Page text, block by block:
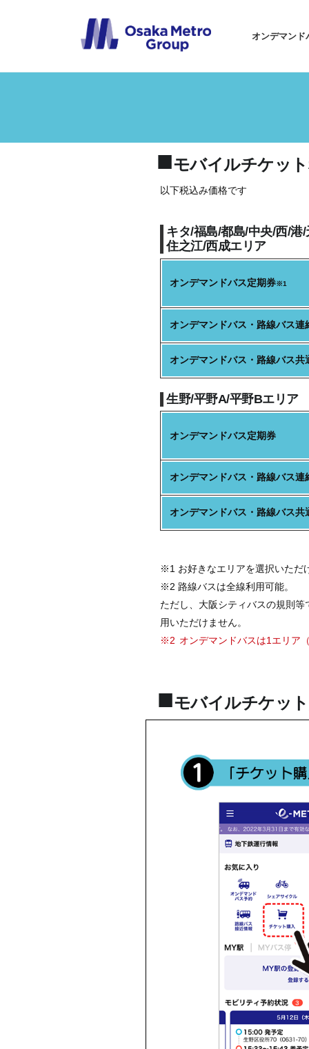
オンデマンド
モバイルチケッ
以下税込み価格です
キタ/福島/都島/中央/西/港
住之江/西成エリア
オンデマンドバス定期券※1
オンデマンドバス・ 路線バス連
オンデマンドバス・ 路線バス共
生野/平野A/平野Bエリア
オンデマンドバス定期券
オンデマンドバス・ 路線バス連
オンデマンドバス・ 路線バス共
※1 お好きなエリアを選択いただ
※2 路線バスは全線利用可能。
ただし、大阪シティバスの規則
用いただけません。
※2 オンデマンドバスは1エリア
モバイルチケッ